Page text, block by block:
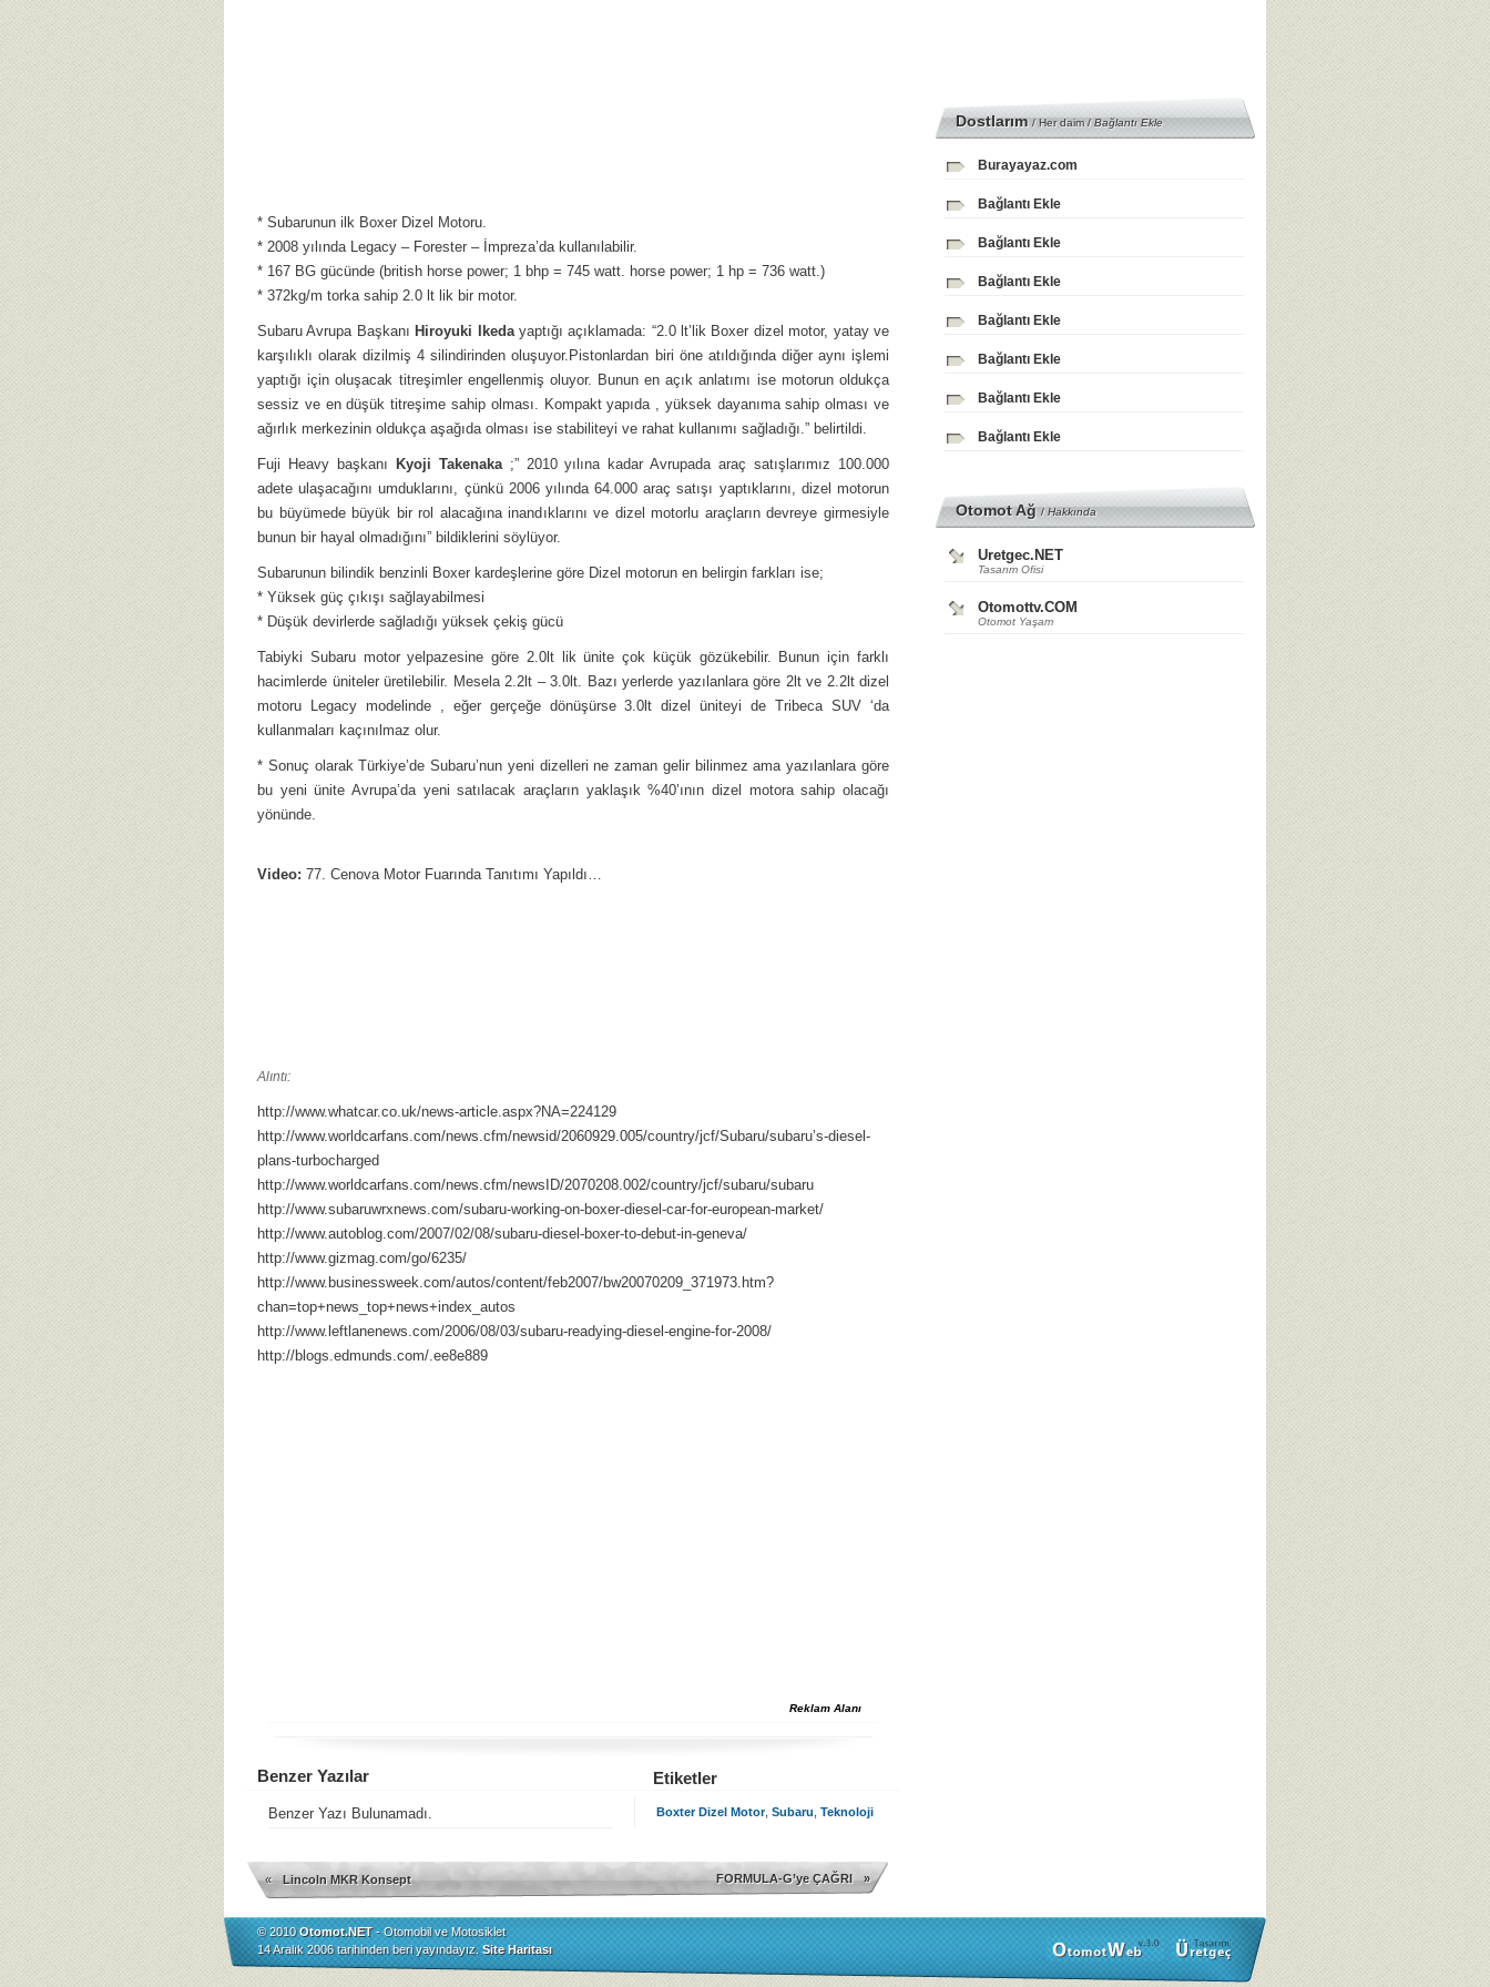
* Subarunun ilk Boxer Dizel Motoru.
* 2008 yılında Legacy – Forester – İmpreza’da kullanılabilir.
* 167 BG gücünde (british horse power; 1 bhp = 745 watt. horse power; 1 hp = 736 watt.)
* 372kg/m torka sahip 2.0 lt lik bir motor.
Subaru Avrupa Başkanı Hiroyuki Ikedayaptığı açıklamada: “2.0 lt’lik Boxer dizel motor, yatay ve
karşılıklı olarak dizilmiş 4 silindirinden oluşuyor.Pistonlardan biri öne atıldığında diğer aynı işlemi
yaptığı için oluşacak titreşimler engellenmiş oluyor. Bunun en açık anlatımı ise motorun oldukça
sessiz ve en düşük titreşime sahip olması. Kompakt yapıda , yüksek dayanıma sahip olması ve
ağırlık merkezinin oldukça aşağıda olması ise stabiliteyi ve rahat kullanımı sağladığı.” belirtildi.
Fuji Heavy başkanı Kyoji Takenaka;” 2010 yılına kadar Avrupada araç satışlarımız 100.000
adete ulaşacağını umduklarını, çünkü 2006 yılında 64.000 araç satışı yaptıklarını, dizel motorun
bu büyümede büyük bir rol alacağına inandıklarını ve dizel motorlu araçların devreye girmesiyle
bunun bir hayal olmadığını” bildiklerini söylüyor.
Subarunun bilindik benzinli Boxer kardeşlerine göre Dizel motorun en belirgin farkları ise;
* Yüksek güç çıkışı sağlayabilmesi
* Düşük devirlerde sağladığı yüksek çekiş gücü
Tabiyki Subaru motor yelpazesine göre 2.0lt lik ünite çok küçük gözükebilir. Bunun için farklı
hacimlerde üniteler üretilebilir. Mesela 2.2lt – 3.0lt. Bazı yerlerde yazılanlara göre 2lt ve 2.2lt dizel
motoru Legacy modelinde , eğer gerçeğe dönüşürse 3.0lt dizel üniteyi de Tribeca SUV ‘da
kullanmaları kaçınılmaz olur.
* Sonuç olarak Türkiye’de Subaru’nun yeni dizelleri ne zaman gelir bilinmez ama yazılanlara göre
bu yeni ünite Avrupa’da yeni satılacak araçların yaklaşık %40’ının dizel motora sahip olacağı
yönünde.
Video: 77. Cenova Motor Fuarında Tanıtımı Yapıldı…
Alıntı:
http://www.whatcar.co.uk/news-article.aspx?NA=224129
http://www.worldcarfans.com/news.cfm/newsid/2060929.005/country/jcf/Subaru/subaru’s-diesel-
plans-turbocharged
http://www.worldcarfans.com/news.cfm/newsID/2070208.002/country/jcf/subaru/subaru
http://www.subaruwrxnews.com/subaru-working-on-boxer-diesel-car-for-european-market/
http://www.autoblog.com/2007/02/08/subaru-diesel-boxer-to-debut-in-geneva/
http://www.gizmag.com/go/6235/
http://www.businessweek.com/autos/content/feb2007/bw20070209_371973.htm?
chan=top+news_top+news+index_autos
http://www.leftlanenews.com/2006/08/03/subaru-readying-diesel-engine-for-2008/
http://blogs.edmunds.com/.ee8e889
Reklam Alanı
Benzer Yazılar Etiketler
Benzer Yazı Bulunamadı. Boxter Dizel Motor, Subaru Teknoloji
« Lincoln MKR Konsept FORMULA-G’ye ÇAĞRI »
Dostlarım/ Her daim /Bağlantı Ekle
Burayayaz.com
Bağlantı Ekle
Bağlantı Ekle
Bağlantı Ekle
Bağlantı Ekle
Bağlantı Ekle
Bağlantı Ekle
Bağlantı Ekle
Otomot Ağ/Hakkında
Uretgec.NET
Tasarım Ofisi
Otomottv.COM
Otomot Yaşam
© 2010Otomot.NET- Otomobil ve Motosiklet
14 Aralık 2006 tarihinden beri yayındayız. Site Haritası